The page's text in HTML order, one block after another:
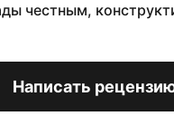
честным,
Написать